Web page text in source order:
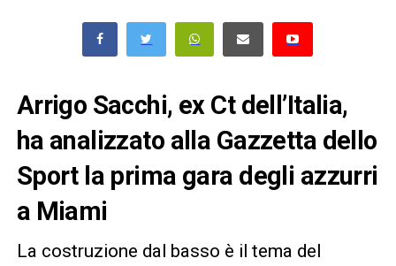
Arrigo Sacchi, ex Ct dell’Italia,
ha analizzato alla Gazzetta dello
Sport la prima gara degli azzurri
a Miami
La costruzione dal basso è il tema del